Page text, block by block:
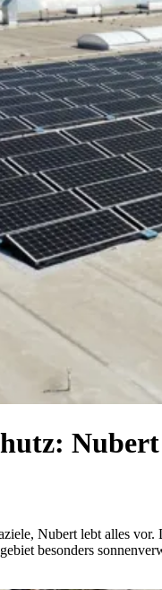
Nubert lebt alles
besonders